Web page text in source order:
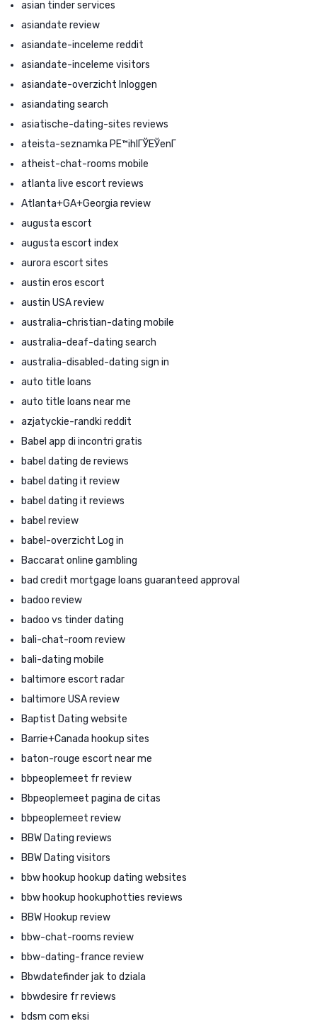
asian tinder services
asiandate review
asiandate-inceleme reddit
asiandate-inceleme visitors
asiandate-overzicht Inloggen
asiandating search
asiatische-dating-sites reviews
ateista-seznamka PЕ™ihlГЎЕЎenГ­
atheist-chat-rooms mobile
atlanta live escort reviews
Atlanta+GA+Georgia review
augusta escort
augusta escort index
aurora escort sites
austin eros escort
austin USA review
australia-christian-dating mobile
australia-deaf-dating search
australia-disabled-dating sign in
auto title loans
auto title loans near me
azjatyckie-randki reddit
Babel app di incontri gratis
babel dating de reviews
babel dating it review
babel dating it reviews
babel review
babel-overzicht Log in
Baccarat online gambling
bad credit mortgage loans guaranteed approval
badoo review
badoo vs tinder dating
bali-chat-room review
bali-dating mobile
baltimore escort radar
baltimore USA review
Baptist Dating website
Barrie+Canada hookup sites
baton-rouge escort near me
bbpeoplemeet fr review
Bbpeoplemeet pagina de citas
bbpeoplemeet review
BBW Dating reviews
BBW Dating visitors
bbw hookup hookup dating websites
bbw hookup hookuphotties reviews
BBW Hookup review
bbw-chat-rooms review
bbw-dating-france review
Bbwdatefinder jak to dziala
bbwdesire fr reviews
bdsm com eksi